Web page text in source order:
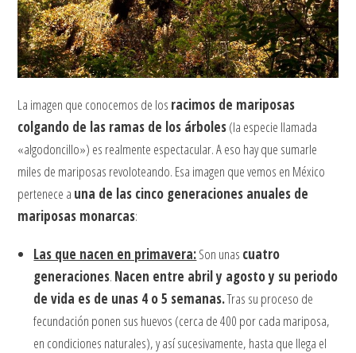
La imagen que conocemos de los racimos de mariposas
colgando de las ramas de los árboles(la especie llamada
«algodoncillo») es realmente espectacular. A eso hay que sumarle
miles de mariposas revoloteando. Esa imagen que vemos en México
pertenece a una de las cinco generaciones anuales de
mariposas monarcas:
Las que nacen en primavera:Son unas cuatro
generaciones. Nacen entre abril y agosto y su periodo
de vida es de unas 4 o 5 semanas.Tras su proceso de
fecundación ponen sus huevos (cerca de 400 por cada mariposa,
en condiciones naturales), y así sucesivamente, hasta que llega el